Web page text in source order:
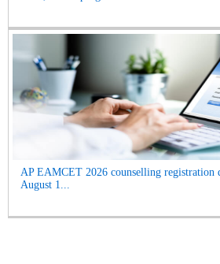
AP EAMCET 2026 counselling registration
August 1...